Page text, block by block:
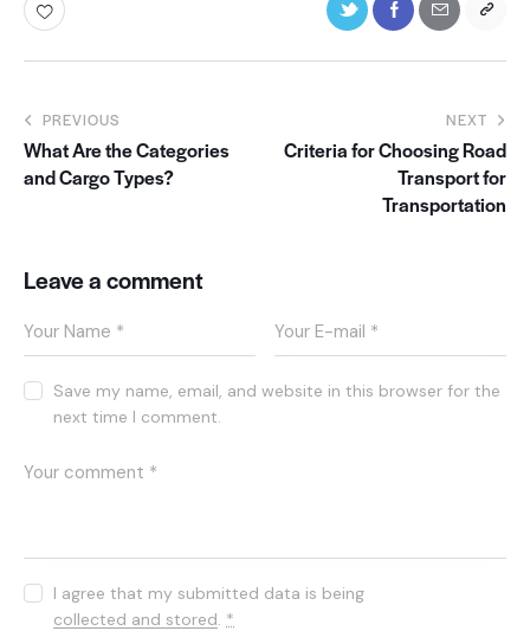
PREVIOUS
What Are the Categories
and Cargo Types?
NEXT
Criteria for Choosing Road
Transport for
Transportation
Leave a comment
Save my name, email, and website in this browser for the
next time I comment.
I agree that my submitted data is being
collected and stored *